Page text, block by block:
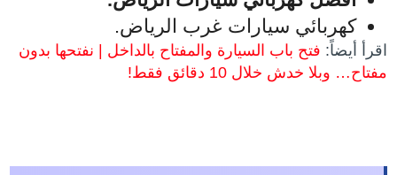
كهربائي سيارات غرب الرياض.
اقرأ أيضاً: فتح باب السيارة والمفتاح بالداخل | نفتحها بدون
مفتاح… وبلا خدش خلال 10 دقائق فقط!